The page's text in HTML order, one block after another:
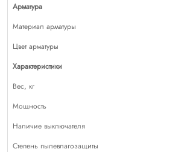
Арматура
Материал арматуры
Цвет арматуры
Характеристики
Вес, кг
Мощность
Наличие выключателя
Степень пылевлагозащиты